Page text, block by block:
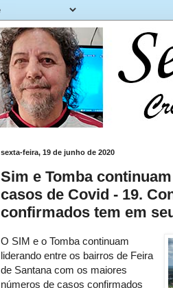
sexta-feira, 19 de junho de 2020
Sim e Tomba
casos de Covid - 19.
confirmados tem em
O SIM e o Tomba continuam
liderando entre os bairros de Feira
de Santana com os maiores
números de casos confirmados